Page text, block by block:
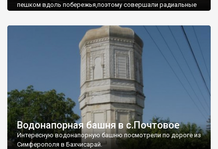
пешком вдоль побережья,поэтому совершали радиальные
Водонапорная башня в с.Почтовое
Интересную водонапорную башню посмотрели по дороге из
Симферополя в Бахчисарай.